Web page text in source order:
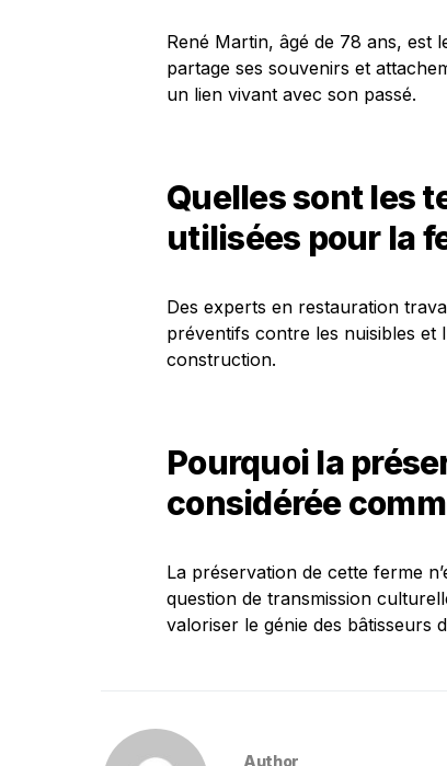
René Martin, âgé de 78 ans, est
partage ses souvenirs et
un lien vivant avec son passé.
Quelles sont les
utilisées pour la
Des experts en restauration
préventifs contre les nuisibles et
construction.
Pourquoi la
considérée
La préservation de cette ferme
question de transmission
valoriser le génie des bâtisseurs
Author